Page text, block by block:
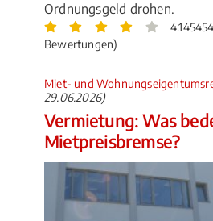
Ordnungsgeld drohen.
Bewertungen)
Miet- und
29.06.2026)
Vermietung: Was
Mietpreisbremse?